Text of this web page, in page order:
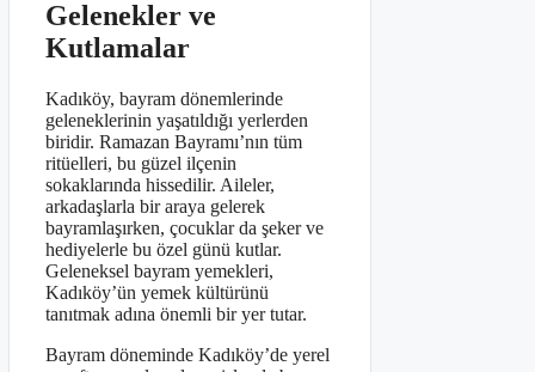
Gelenekler ve
Kutlamalar
Kadıköy, bayram dönemlerinde
geleneklerinin yaşatıldığı yerlerden
biridir. Ramazan Bayramı’nın tüm
ritüelleri, bu güzel ilçenin
sokaklarında hissedilir. Aileler,
arkadaşlarla bir araya gelerek
bayramlaşırken, çocuklar da şeker ve
hediyelerle bu özel günü kutlar.
Geleneksel bayram yemekleri,
Kadıköy’ün yemek kültürünü
tanıtmak adına önemli bir yer tutar.
Bayram döneminde Kadıköy’de yerel